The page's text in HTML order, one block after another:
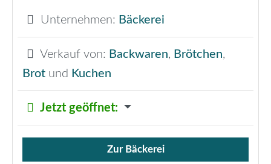
Unternehmen: Bäckerei
Verkauf von: Backwaren, Brötchen,
Brot und Kuchen
Jetzt geöffnet:
Verkauf von Brötchen,
Zur Bäckerei